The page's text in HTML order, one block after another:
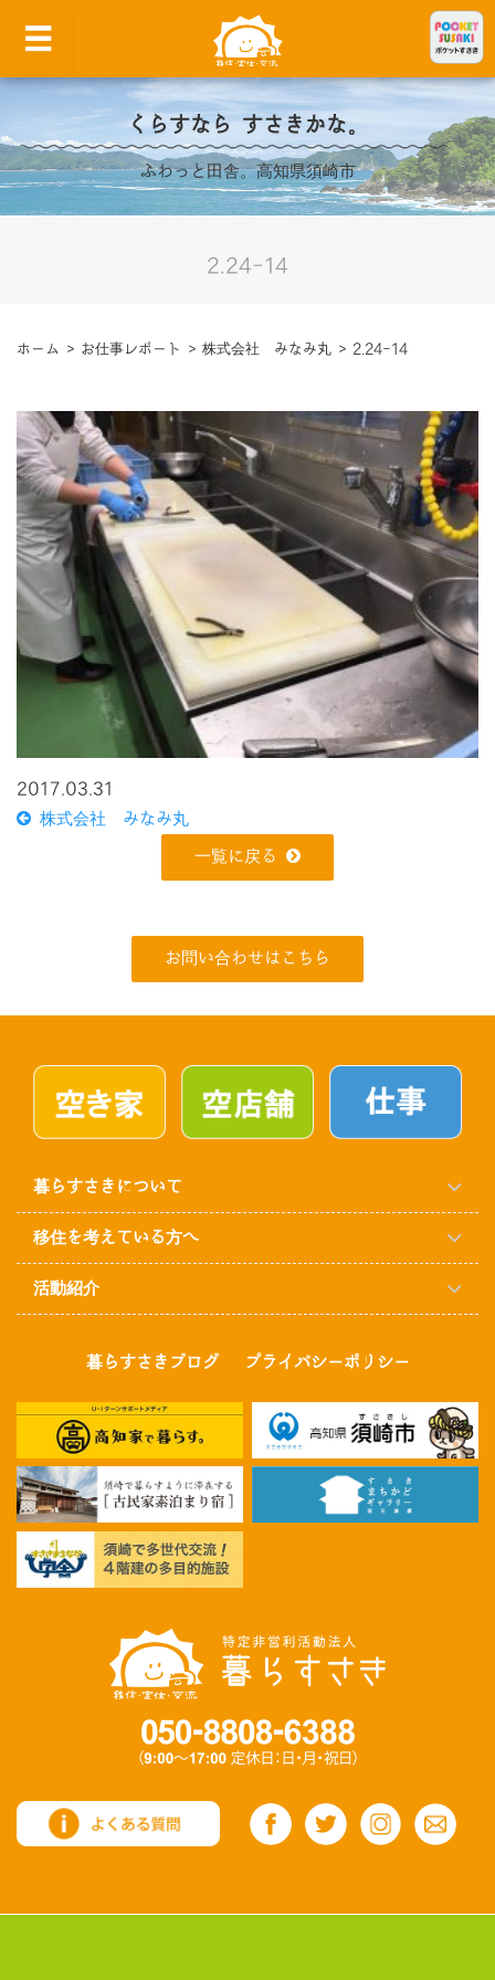
くらすなら すさきかな。
ふわっと田舎。高知県須崎市
2.24-14
ホーム > お仕事レポート > 株式会社 みなみ丸 > 2.24-14
2017.03.31
株式会社 みなみ丸
一覧に戻る
お問い合わせはこちら
暮らすさきについて
移住を考えている方へ
活動紹介
暮らすさきブログ プライバシーポリシー